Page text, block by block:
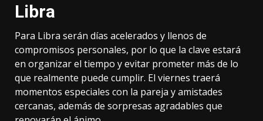
Libra
Para Libra serán días acelerados y llenos de
compromisos personales, por lo que la clave estará
en organizar el tiempo y evitar prometer más de lo
que realmente puede cumplir. El viernes traerá
momentos especiales con la pareja y amistades
cercanas, además de sorpresas agradables que